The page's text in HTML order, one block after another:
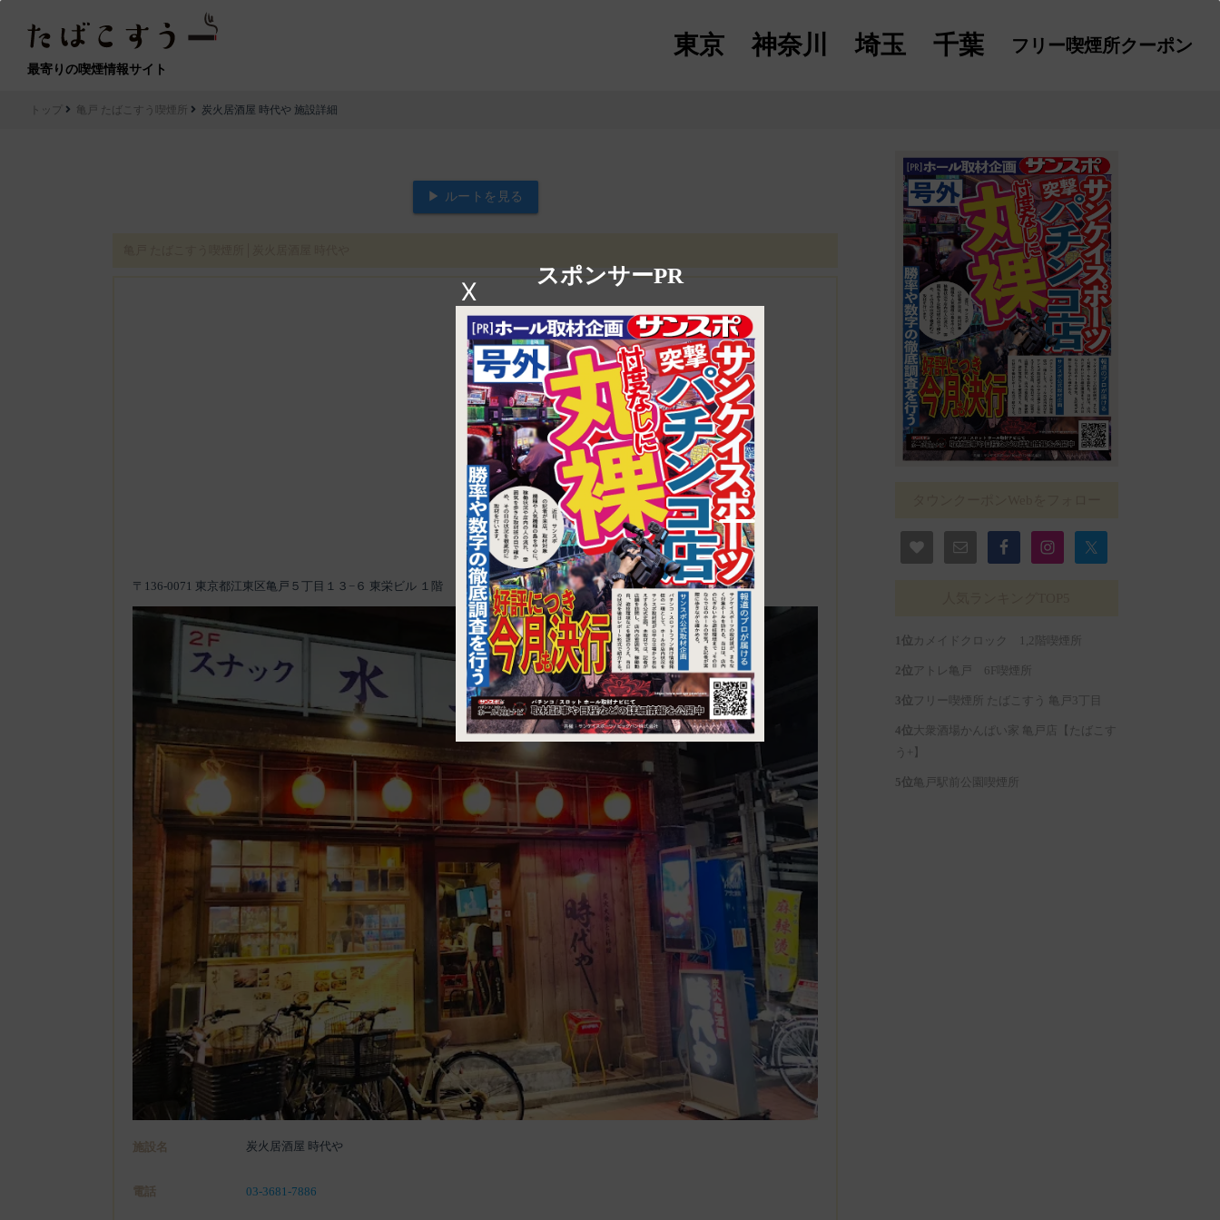
最寄りの喫煙情報サイト
東京 神奈川 埼玉 千葉 フリー喫煙所クーポン
スポンサーPR
X
1
トップ 亀戸 たばこすう喫煙所 炭火居酒屋 時代や 施設詳細
▶ ルートを見る
〒136-0071 東京都江東区亀戸５丁目１３−６ 東栄ビル １階
施設名 炭火居酒屋 時代や
電話 03-3681-7886
カメイドクロック 1,2階喫煙所
アトレ亀戸 6F喫煙所
フリー喫煙所 たばこすう 亀戸3丁目
大衆酒場かんぱい家 亀戸店【たばこす
う+】
亀戸駅前公園喫煙所